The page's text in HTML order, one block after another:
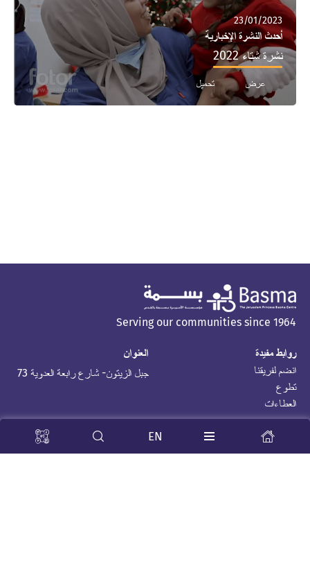
23/01/2023
أحدث النشرة الإخبارية
نشرة شتاء 2022
عرض تحميل
Serving our communities since 1964
روابط مفيدة
انضم لفريقنا
تطوع
العطاءات
العنوان
جبل الزيتون- شارع رابعة العدوية 73
Stay Tuned
EN